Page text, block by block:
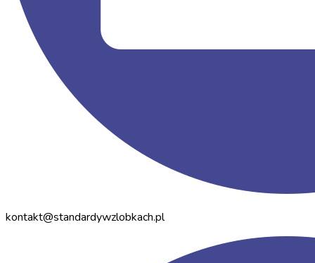
kontakt@standardywzlobkach.pl